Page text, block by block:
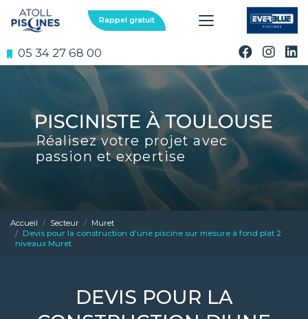
au
contenu
05 34 27 68 00
Rappel gratuit
Réalisez votre projet avec
passion et expertise
Accueil Secteur
Muret
Devis pour la construction d'une piscine sur mesure à fond plat 2
niveaux Muret
DEVIS POUR LA